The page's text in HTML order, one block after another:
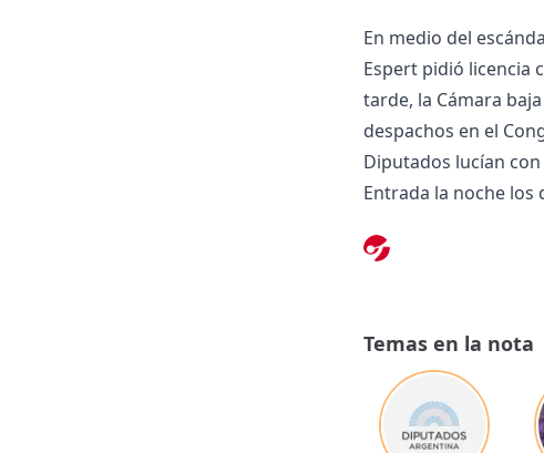
En medio del
Espert pidió licencia
tarde, la Cámara
despachos en el
Diputados lucían
Entrada la noche
Martín Menem, para
de sumario y la
Entonces la
autorización para
adelante las
Temas en la nota